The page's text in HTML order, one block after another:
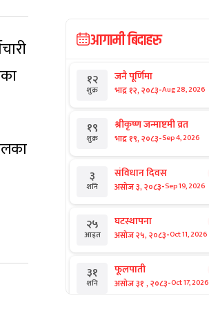
आगामी बिदाहरु
१२
शुक्र
जनै पूर्णिमा
भाद्र १२, २०८३-Aug 28, 2026
१९
शुक्र
श्रीकृष्ण जन्माष्टमी व्रत
भाद्र १९, २०८३-Sep 4, 2026
३
शनि
संविधान दिवस
असोज ३, २०८३-Sep 19, 2026
२५
आइत
घटस्थापना
असोज २५, २०८३-Oct 11, 2026
३१
शनि
फूलपाती
असोज ३१ , २०८३-Oct 17, 2026